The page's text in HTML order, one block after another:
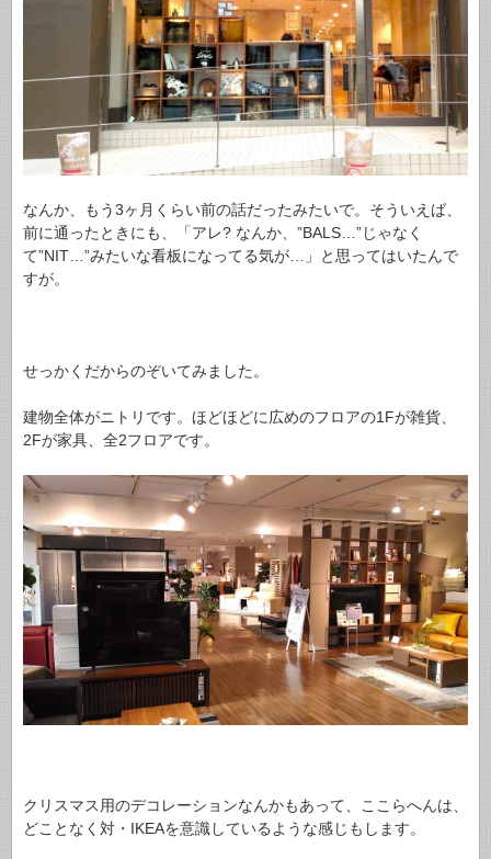
なんか、もう3ヶ月くらい前の話だったみたいで。そういえば、
前に通ったときにも、「アレ? なんか、”BALS…”じゃなく
て”NIT…”みたいな看板になってる気が…」と思ってはいたんで
すが。
せっかくだからのぞいてみました。
建物全体がニトリです。ほどほどに広めのフロアの1Fが雑貨、
2Fが家具、全2フロアです。
クリスマス用のデコレーションなんかもあって、ここらへんは、
どことなく対・IKEAを意識しているような感じもします。